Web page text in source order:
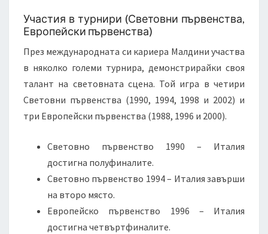
Участия в турнири (Световни първенства,
Европейски първенства)
През международната си кариера Малдини участва
в няколко големи турнира, демонстрирайки своя
талант на световната сцена. Той игра в четири
Световни първенства (1990, 1994, 1998 и 2002) и
три Европейски първенства (1988, 1996 и 2000).
Световно първенство 1990 – Италия
достигна полуфиналите.
Световно първенство 1994 – Италия завърши
на второ място.
Европейско първенство 1996 – Италия
достигна четвъртфиналите.